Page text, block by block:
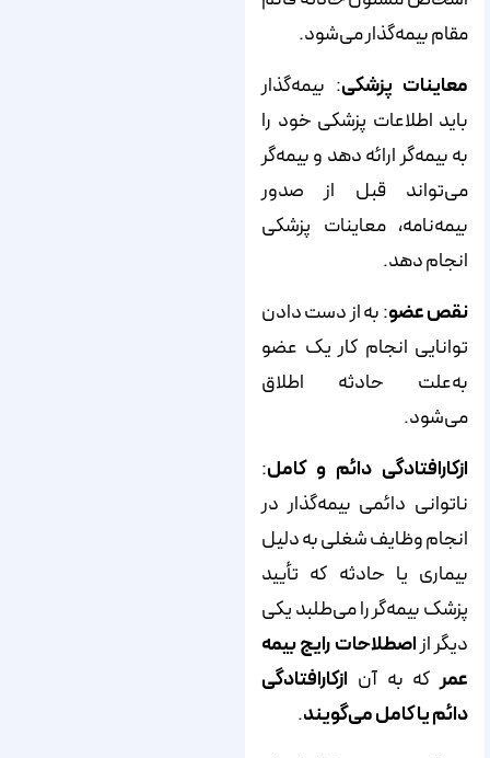
مقام بیمه‌گذار می‌شود.
معاینات پزشکی: بیمه‌گذار
باید اطلاعات پزشکی خود را
به بیمه‌گر ارائه دهد و بیمه‌گر
می‌تواند قبل از صدور
بیمه‌نامه، معاینات پزشکی
انجام دهد.
نقص عضو: به از دست دادن
توانایی انجام کار یک عضو
به‌علت حادثه اطلاق
می‌شود.
ازکارافتادگی دائم و کامل:
ناتوانی دائمی بیمه‌گذار در
انجام وظایف شغلی به دلیل
بیماری یا حادثه که تأیید
پزشک بیمه‌گر را می‌طلبد یکی
دیگر ازاصطلاحات رایج بیمه
عمر که به آن ازکارافتادگی
دائم یا کامل می‌گویند.